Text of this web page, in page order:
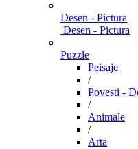
Desen - Pictura
Desen - Pictura
Puzzle
Peisaje
/
Povesti -
/
Animale
/
Arta